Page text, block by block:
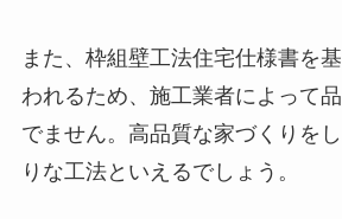
また、枠組壁工法住宅仕様書を
われるため、施工業者によって
でません。高品質な家づくりを
りな工法といえるでしょう。